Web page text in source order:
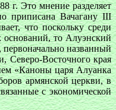
г. Это мнение разделяет
приписана Вачагану III
что поскольку среди
оснований, то Алуэнский
названный
Северо-Восточного края
«Каноны царя Алуанка
армянской церкви, в
с экономической